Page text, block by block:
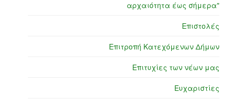
αρχαιότητα έως σήμερα"
Επιστολές
Επιτροπή Κατεχόμενων Δήμων
Επιτυχίες των νέων μας
Ευχαριστίες